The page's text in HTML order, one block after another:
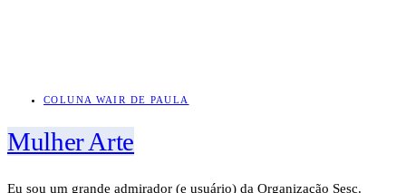
COLUNA WAIR DE PAULA
Mulher Arte
Eu sou um grande admirador (e usuário) da Organização Sesc.